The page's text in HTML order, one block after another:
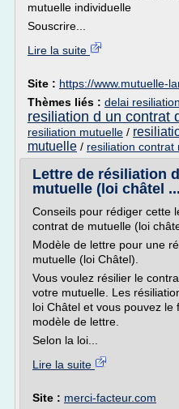
mutuelle individuelle
Souscrire...
Lire la suite
Site : https://www.mutuelle-
Thèmes liés : delai
resiliation d un contrat
resiliation mutuelle /
mutuelle / resiliation contrat
Lettre de résiliation
mutuelle (loi châtel ...
Conseils pour rédiger cette
contrat de mutuelle (loi
Modèle de lettre pour une
mutuelle (loi Châtel).
Vous voulez résilier le
votre mutuelle. Les
loi Châtel et vous pouvez
modèle de lettre.
Selon la loi...
Lire la suite
Site : merci-facteur.com